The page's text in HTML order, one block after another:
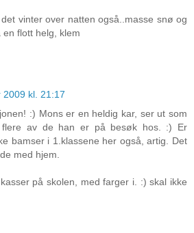
vinter over natten også..masse snø og
flott helg, klem
2009 kl. 21:17
:) Mons er en heldig kar, ser ut som
av de han er på besøk hos. :) Er
bamser i 1.klassene her også, artig. Det
med hjem.
på skolen, med farger i. :) skal ikke